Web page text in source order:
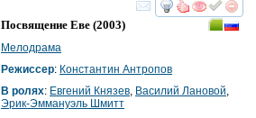
смотреть
Посвящение Еве (2003)
Мелодрама
Режиссер: Константин Антропов
В ролях: Евгений Князев, Василий Лановой,
Эрик-Эммануэль Шмитт